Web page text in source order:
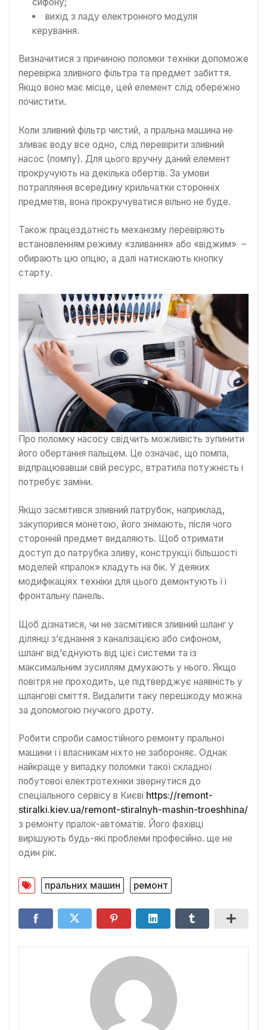
вихід з ладу електронного модуля
керування.
Визначитися з причиною поломки техніки допоможе
перевірка зливного фільтра та предмет забиття.
Якщо воно має місце, цей елемент слід обережно
почистити.
Коли зливний фільтр чистий, а пральна машина не
зливає воду все одно, слід перевірити зливний
насос (помпу). Для цього вручну даний елемент
прокручують на декілька обертів. За умови
потрапляння всередину крильчатки сторонніх
предметів, вона прокручуватися вільно не буде.
Також працездатність механізму перевіряють
встановленням режиму «зливання» або «віджим» –
обирають цю опцію, а далі натискають кнопку
старту.
Про поломку насосу свідчить можливість зупинити
його обертання пальцем. Це означає, що помпа,
відпрацювавши свій ресурс, втратила потужність і
потребує заміни.
Якщо засмітився зливний патрубок, наприклад,
закупорився монетою, його знімають, після чого
сторонній предмет видаляють. Щоб отримати
доступ до патрубка зливу, конструкції більшості
моделей «пралок» кладуть на бік. У деяких
модифікаціях техніки для цього демонтують її
фронтальну панель.
Щоб дізнатися, чи не засмітився зливний шланг у
ділянці з’єднання з каналізацією або сифоном,
шланг від’єднують від цієї системи та із
максимальним зусиллям дмухають у нього. Якщо
повітря не проходить, це підтверджує наявність у
шлангові сміття. Видалити таку перешкоду можна
за допомогою гнучкого дроту.
Робити спроби самостійного ремонту пральної
машини її власникам ніхто не забороняє. Однак
найкраще у випадку поломки такої складної
побутової електротехніки звернутися до
спеціального сервісу в Києві https://remont-
stiralki.kiev.ua/remont-stiralnyh-mashin-troeshhina/
з ремонту пралок-автоматів. Його фахівці
вирішують будь-які проблеми професійно. ще не
один рік.
пральних машин ремонт